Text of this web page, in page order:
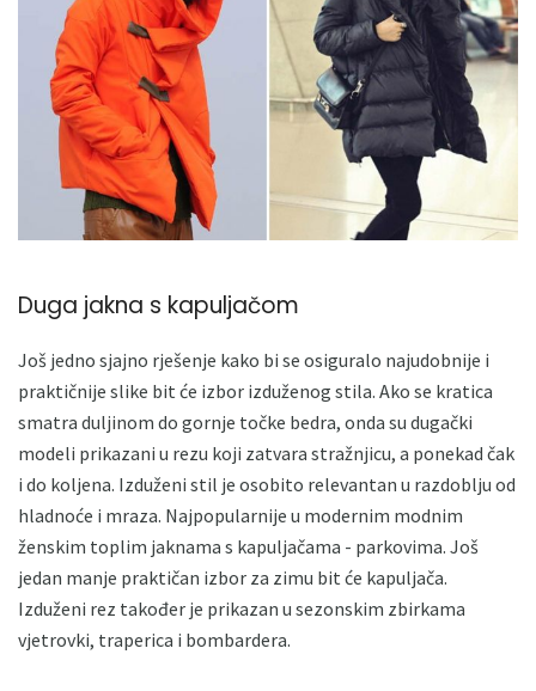
Duga jakna s kapuljačom
Još jedno sjajno rješenje kako bi se osiguralo najudobnije i
praktičnije slike bit će izbor izduženog stila. Ako se kratica
smatra duljinom do gornje točke bedra, onda su dugački
modeli prikazani u rezu koji zatvara stražnjicu, a ponekad čak
i do koljena. Izduženi stil je osobito relevantan u razdoblju od
hladnoće i mraza. Najpopularnije u modernim modnim
ženskim toplim jaknama s kapuljačama - parkovima. Još
jedan manje praktičan izbor za zimu bit će kapuljača.
Izduženi rez također je prikazan u sezonskim zbirkama
vjetrovki, traperica i bombardera.